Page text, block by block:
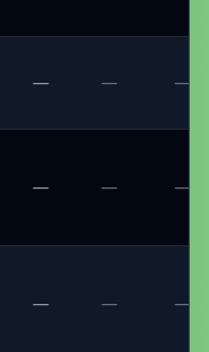
— — —
— — —
— — —